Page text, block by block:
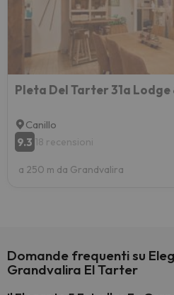
Pleta Del Tarter 31a Lodge
Canillo
9.3 18 recensioni
a 250 m da Grandvalira
Domande frequenti su
Grandvalira El Tarter